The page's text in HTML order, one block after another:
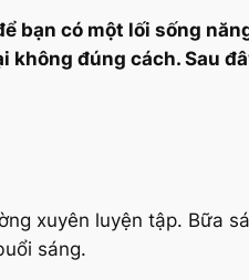
bạn có một lối sống
đúng cách. Sau
xuyên luyện tập. Bữa
sáng.